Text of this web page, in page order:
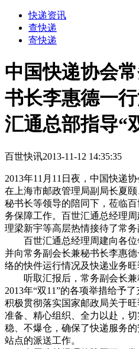
快递资讯
查快递
寄快递
中国快递协会
书长李惠德一
汇通总部指导“
百世快讯2013-11-12 14:35:35
2013年11月11日夜，中国快递
在上海市邮政管理局副局长夏
秘书长等领导的陪同下，莅临
务保障工作。百世汇通总经理
理梁新宇等高层热情接待了常
百世汇通总经理周建向各位
并向常务副会长兼秘书长李惠德
络的快件运行情况及快递业务
听取汇报后，常务副会长兼
2013年“双11”的各项举措给予
积极贯彻落实国家邮政局关于
准备、精心组织、全力以赴，
稳、不爆仓，确保了快递服务
站点的派送工作。